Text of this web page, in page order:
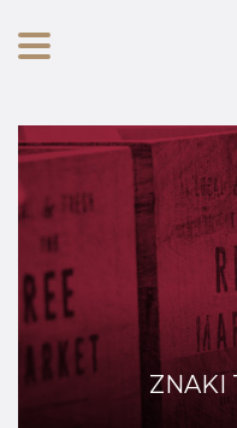
ZNAKI